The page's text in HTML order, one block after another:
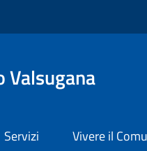
Valsugana
Servizi Vivere il